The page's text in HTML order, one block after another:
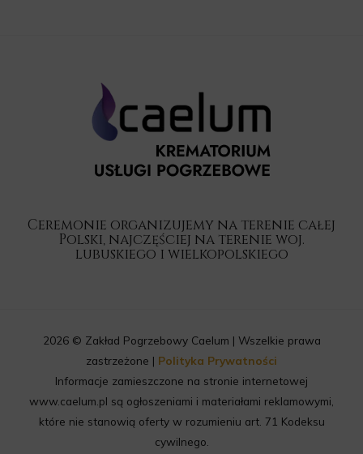
Ceremonie organizujemy na terenie całej
Polski, najczęściej na terenie woj.
lubuskiego i wielkopolskiego
2026 © Zakład Pogrzebowy Caelum | Wszelkie prawa
zastrzeżone | Polityka Prywatności
Informacje zamieszczone na stronie internetowej
www.caelum.pl są ogłoszeniami i materiałami reklamowymi,
które nie stanowią oferty w rozumieniu art. 71 Kodeksu
cywilnego.